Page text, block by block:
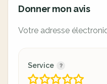
Donner mon avis
Votre adresse
Service